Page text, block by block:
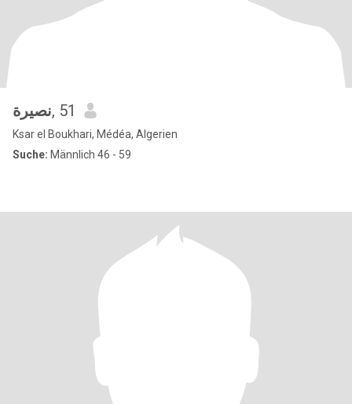
نصيرة, 51
Ksar el Boukhari, Médéa, Algerien
Suche: Männlich 46 - 59